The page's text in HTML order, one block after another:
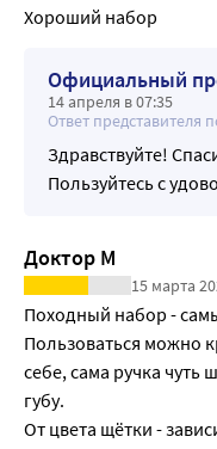
Хороший набор
Официальный
14 апреля в 07:35
Ответ представителя
Здравствуйте!
Пользуйтесь с
Доктор М
15 марта
Походный набор -
Пользоваться можно
себе, сама ручка чуть
губу.
От цвета щётки -